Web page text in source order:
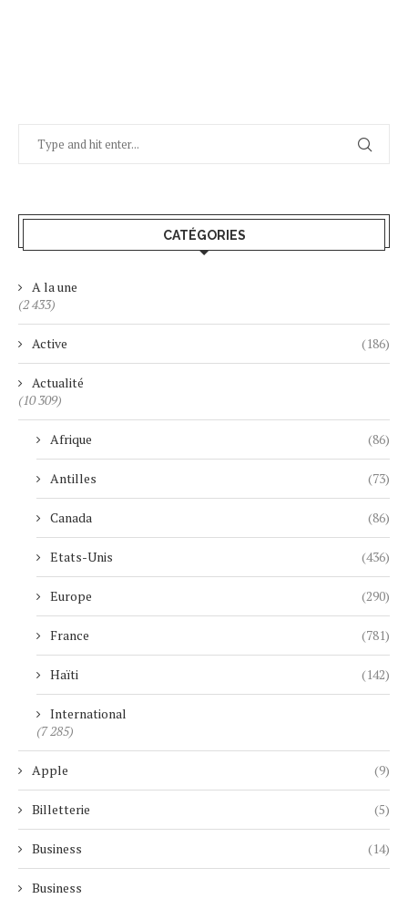
CATÉGORIES
A la une
(2 433)
Active (186)
Actualité
(10 309)
Afrique (86)
Antilles (73)
Canada (86)
Etats-Unis (436)
Europe (290)
France (781)
Haïti (142)
International
(7 285)
Apple (9)
Billetterie (5)
Business (14)
Business